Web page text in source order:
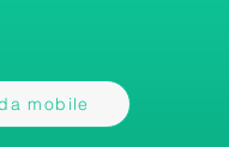
mobile